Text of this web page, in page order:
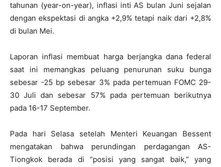
tahunan (year-on-year), inflasi inti AS bulan Juni sejalan
dengan ekspektasi di angka +2,9% tetapi naik dari +2,8%
di bulan Mei.
Laporan inflasi membuat harga berjangka dana federal
saat ini memangkas peluang penurunan suku bunga
sebesar -25 bp sebesar 3% pada pertemuan FOMC 29-
30 Juli dan sebesar 57% pada pertemuan berikutnya
pada 16-17 September.
Pada hari Selasa setelah Menteri Keuangan Bessent
mengatakan bahwa perundingan perdagangan AS-
Tiongkok berada di “posisi yang sangat baik,” yang